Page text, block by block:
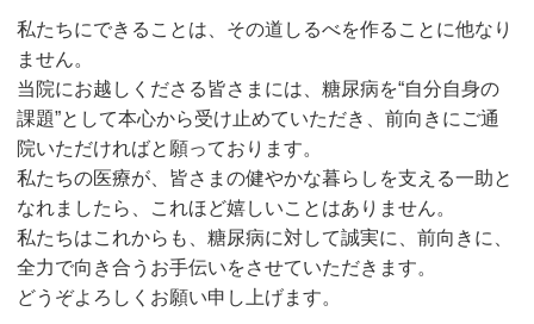
私たちにできることは、その道しるべを作ることに他なり
ません。
当院にお越しくださる皆さまには、糖尿病を“自分自身の
課題”として本心から受け止めていただき、前向きにご通
院いただければと願っております。
私たちの医療が、皆さまの健やかな暮らしを支える一助と
なれましたら、これほど嬉しいことはありません。
私たちはこれからも、糖尿病に対して誠実に、前向きに、
全力で向き合うお手伝いをさせていただきます。
どうぞよろしくお願い申し上げます。